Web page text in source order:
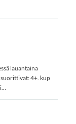
lauantaina
4+. kup